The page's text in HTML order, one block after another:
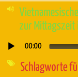
zur Mittagszeit
Audio-
00:00
Schlagworte